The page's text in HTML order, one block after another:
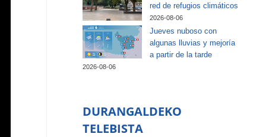
red de refugios climáticos
2026-08-06
Jueves nuboso con
algunas lluvias y mejoría
a partir de la tarde
2026-08-06
DURANGALDEKO
TELEBISTA